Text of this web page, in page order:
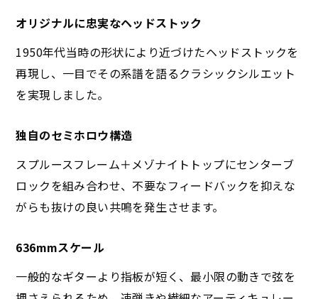
オリジナルに忠実なヘッドストック
1950年代当時の形状により近づけたヘッドストックを
再現し、一目でその系譜を語るクラシックシルエット
を実現しました。
独自のセミホロウ構造
スプルースフレーム＋メゾナイトトップにセンターブ
ロックを組み合わせ、不要なフィードバックを抑えな
がらも抜けの良い共鳴を発生させます。
636mmスケール
一般的なギターより指板が短く、最小限の動きで弦を